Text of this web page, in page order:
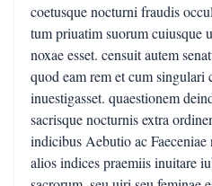
coetusque nocturni fraudis
tum priuatim suorum cuiusque
noxae esset. censuit autem
quod eam rem et cum singulari
inuestigasset. quaestionem
sacrisque nocturnis extra
indicibus Aebutio ac Faeceniae
alios indices praemiis inuitare